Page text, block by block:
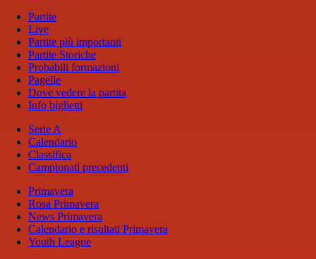
Partite
Live
Partite più importanti
Partite Storiche
Probabili formazioni
Pagelle
Dove vedere la partita
Info biglietti
Serie A
Calendario
Classifica
Campionati precedenti
Primavera
Rosa Primavera
News Primavera
Calendario e risultati Primavera
Youth League